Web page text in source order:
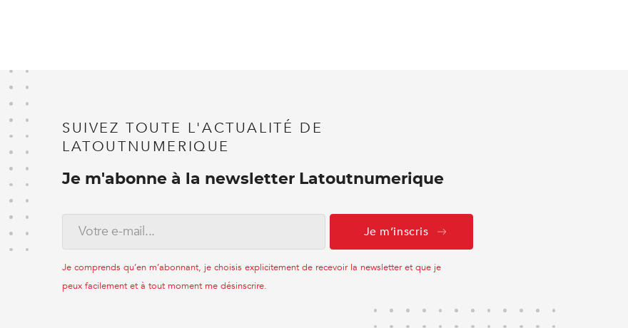
SUIVEZ TOUTE L'ACTUALITÉ DE
LATOUTNUMERIQUE
Je m'abonne à la newsletter Latoutnumerique
Je comprends qu’en m’abonnant, je choisis explicitement de recevoir la newsletter et que je
peux facilement et à tout moment me désinscrire.